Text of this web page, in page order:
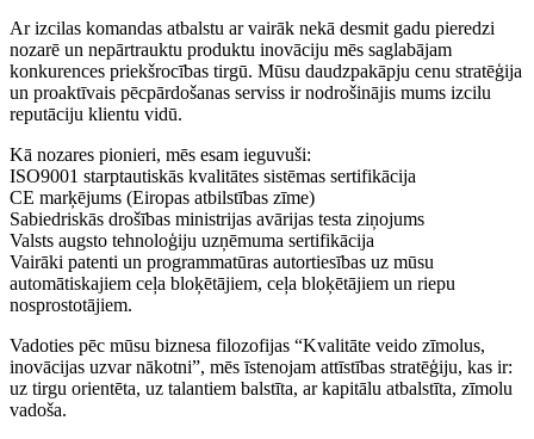
Ar izcilas komandas atbalstu ar vairāk nekā desmit gadu pieredzi
nozarē un nepārtrauktu produktu inovāciju mēs saglabājam
konkurences priekšrocības tirgū. Mūsu daudzpakāpju cenu stratēģija
un proaktīvais pēcpārdošanas serviss ir nodrošinājis mums izcilu
reputāciju klientu vidū.
Kā nozares pionieri, mēs esam ieguvuši:
ISO9001 starptautiskās kvalitātes sistēmas sertifikācija
CE marķējums (Eiropas atbilstības zīme)
Sabiedriskās drošības ministrijas avārijas testa ziņojums
Valsts augsto tehnoloģiju uzņēmuma sertifikācija
Vairāki patenti un programmatūras autortiesības uz mūsu
automātiskajiem ceļa bloķētājiem, ceļa bloķētājiem un riepu
nosprostotājiem.
Vadoties pēc mūsu biznesa filozofijas “Kvalitāte veido zīmolus,
inovācijas uzvar nākotni”, mēs īstenojam attīstības stratēģiju, kas ir:
uz tirgu orientēta, uz talantiem balstīta, ar kapitālu atbalstīta, zīmolu
vadoša.